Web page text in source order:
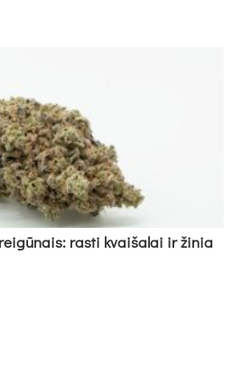
ras­ti kvai­ša­lai ir ži­nia